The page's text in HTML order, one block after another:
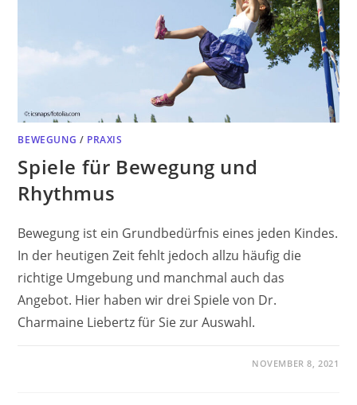
BEWEGUNG / PRAXIS
Spiele für Bewegung und
Rhythmus
Bewegung ist ein Grundbedürfnis eines jeden Kindes.
In der heutigen Zeit fehlt jedoch allzu häufig die
richtige Umgebung und manchmal auch das
Angebot. Hier haben wir drei Spiele von Dr.
Charmaine Liebertz für Sie zur Auswahl.
NOVEMBER 8, 2021